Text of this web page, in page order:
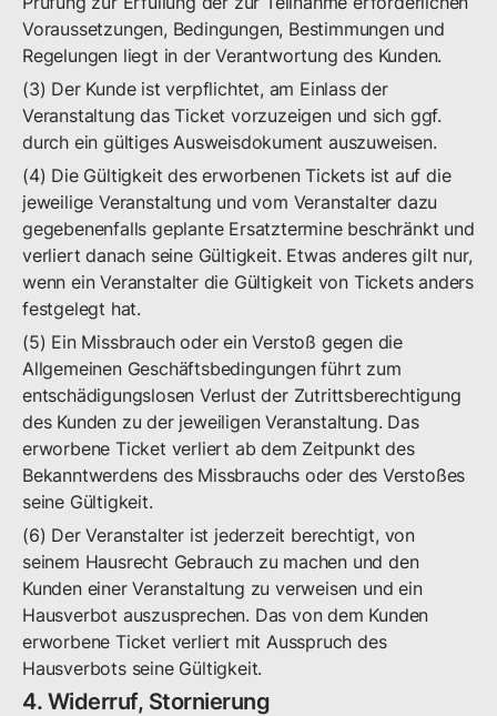
Voraussetzungen, Bedingungen, Bestimmungen und
Regelungen liegt in der Verantwortung des Kunden.
(3) Der Kunde ist verpflichtet, am Einlass der
Veranstaltung das Ticket vorzuzeigen und sich ggf.
durch ein gültiges Ausweisdokument auszuweisen.
(4) Die Gültigkeit des erworbenen Tickets ist auf die
jeweilige Veranstaltung und vom Veranstalter dazu
gegebenenfalls geplante Ersatztermine beschränkt und
verliert danach seine Gültigkeit. Etwas anderes gilt nur,
wenn ein Veranstalter die Gültigkeit von Tickets anders
festgelegt hat.
(5) Ein Missbrauch oder ein Verstoß gegen die
Allgemeinen Geschäftsbedingungen führt zum
entschädigungslosen Verlust der Zutrittsberechtigung
des Kunden zu der jeweiligen Veranstaltung. Das
erworbene Ticket verliert ab dem Zeitpunkt des
Bekanntwerdens des Missbrauchs oder des Verstoßes
seine Gültigkeit.
(6) Der Veranstalter ist jederzeit berechtigt, von
seinem Hausrecht Gebrauch zu machen und den
Kunden einer Veranstaltung zu verweisen und ein
Hausverbot auszusprechen. Das von dem Kunden
erworbene Ticket verliert mit Ausspruch des
Hausverbots seine Gültigkeit.
4. Widerruf, Stornierung